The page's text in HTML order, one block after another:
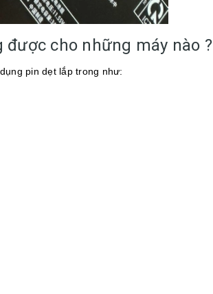
được cho những máy nào ?
pin dẹt lắp trong như: